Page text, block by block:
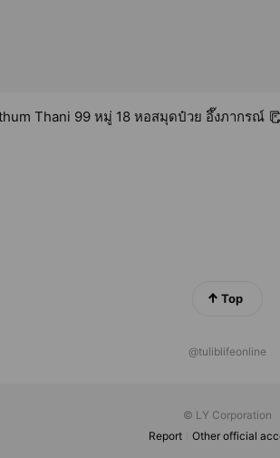
Thani 99 หมู่ 18 หอสมุดป๋วย อึ๊งภากรณ์
Top
@tuliblifeonline
© LY Corporation
Report
Other official